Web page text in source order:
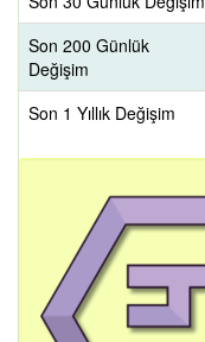
Son 200 Günlük
Değişim
Son 1 Yıllık Değişim